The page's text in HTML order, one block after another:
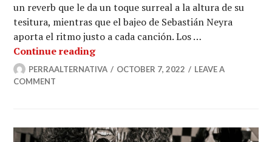
un reverb que le da un toque surreal a la altura de su
tesitura, mientras que el bajeo de Sebastián Neyra
aporta el ritmo justo a cada canción. Los …
Continue readingReverberando el espacio con Mint
PERRAALTERNATIVA OCTOBER 7, 2022
LEAVE A
COMMENT